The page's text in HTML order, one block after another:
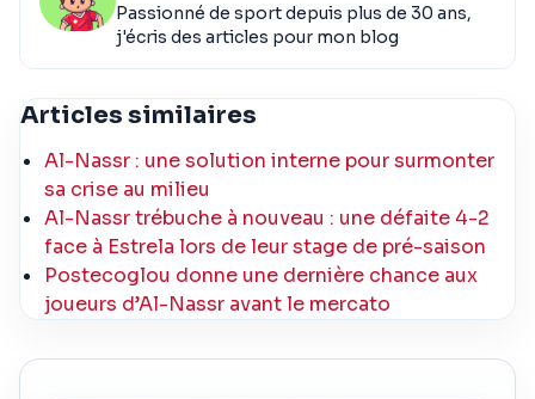
Passionné de sport depuis plus de 30 ans,
j'écris des articles pour mon blog
Articles similaires
Al-Nassr : une solution interne pour surmonter
sa crise au milieu
Al-Nassr trébuche à nouveau : une défaite 4-2
face à Estrela lors de leur stage de pré-saison
Postecoglou donne une dernière chance aux
joueurs d’Al-Nassr avant le mercato